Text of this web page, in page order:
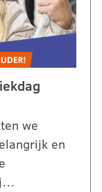
we
en